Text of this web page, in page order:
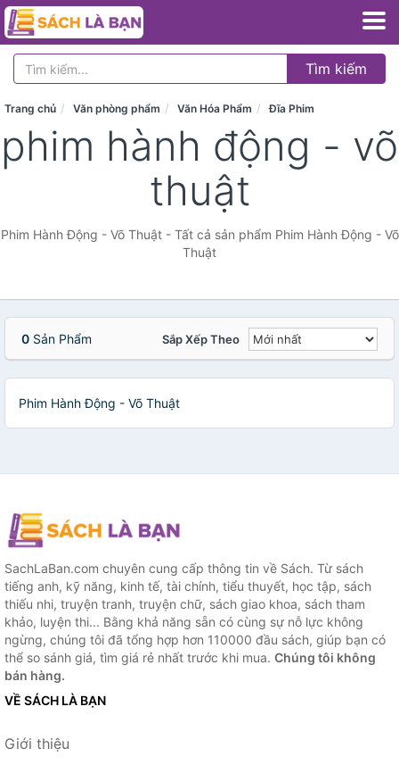
Tìm kiếm
Trang chủ Văn phòng phẩm Văn Hóa Phẩm Đĩa Phim
phim hành động - võ
thuật
Phim Hành Động - Võ Thuật - Tất cả sản phẩm Phim Hành Động - Võ
Thuật
0 Sản Phẩm Sắp Xếp Theo
Phim Hành Động - Võ Thuật
SachLaBan.com chuyên cung cấp thông tin về Sách. Từ sách
tiếng anh, kỹ năng, kinh tế, tài chính, tiểu thuyết, học tập, sách
thiếu nhi, truyện tranh, truyện chữ, sách giao khoa, sách tham
khảo, luyện thi... Bằng khả năng sẵn có cùng sự nỗ lực không
ngừng, chúng tôi đã tổng hợp hơn 110000 đầu sách, giúp bạn có
thể so sánh giá, tìm giá rẻ nhất trước khi mua. Chúng tôi không
bán hàng.
VỀ SÁCH LÀ BẠN
Giới thiệu